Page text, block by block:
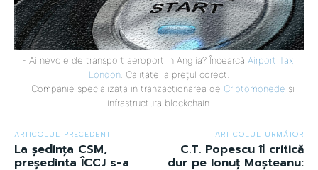
- Ai nevoie de transport aeroport in Anglia? Încearcă Airport Taxi
London . Calitate la prețul corect.
- Companie specializata in tranzactionarea de Criptomonede si
infrastructura blockchain.
ARTICOLUL PRECEDENT
La ședința CSM,
președinta ÎCCJ s-a
ARTICOLUL URMĂTOR
C.T. Popescu îl critică
dur pe Ionuț Moșteanu: